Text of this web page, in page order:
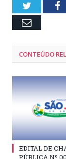
Twitter
Email
CONTEÚDO
EDITAL DE
PÚBLICA Nº